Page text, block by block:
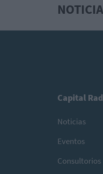
Capital
Noticias
Eventos
Consultorios